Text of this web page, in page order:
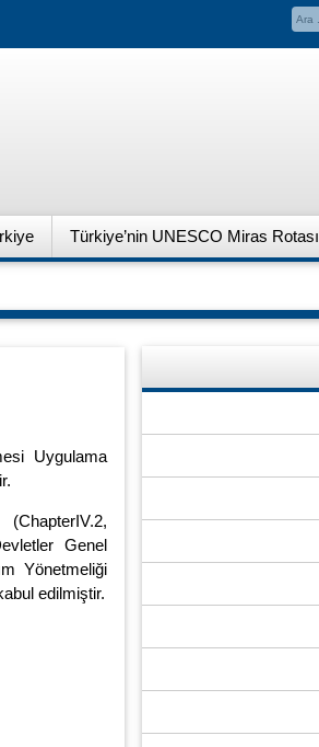
Türkiye’nin UNESCO Miras Rotası
Uygulama
Genel
Yönetmeliği
edilmiştir.